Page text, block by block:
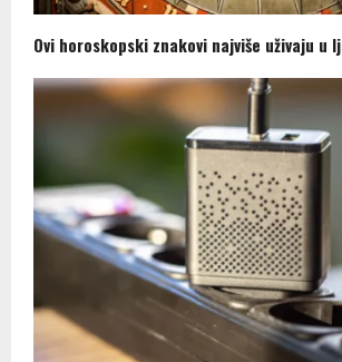
Ovi horoskopski znakovi najviše uživaju u